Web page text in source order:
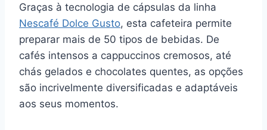
Graças à tecnologia de cápsulas da linha
Nescafé Dolce Gusto, esta cafeteira permite
preparar mais de 50 tipos de bebidas. De
cafés intensos a cappuccinos cremosos, até
chás gelados e chocolates quentes, as opções
são incrivelmente diversificadas e adaptáveis
aos seus momentos.